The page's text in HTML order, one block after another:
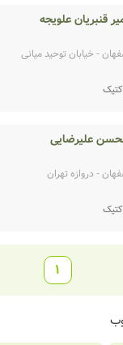
قنبریان علویجه
- خیابان توحید میانی
علیرضایی
- دروازه تهران
1